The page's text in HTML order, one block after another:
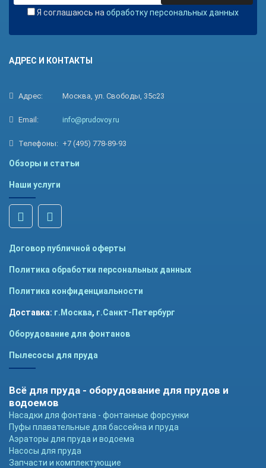
Я соглашаюсь на обработку персональных данных
АДРЕС И КОНТАКТЫ
Адрес: Москва, ул. Свободы, 35с23
Email: info@prudovoy.ru
Телефоны: +7 (495) 778-89-93
Обзоры и статьи
Наши услуги
Договор публичной оферты
Политика обработки персональных данных
Политика конфиденциальности
Доставка: г.Москва, г.Санкт-Петербург
Оборудование для фонтанов
Пылесосы для пруда
Всё для пруда - оборудование для прудов и
водоемов
Насадки для фонтана - фонтанные форсунки
Пуфы плавательные для бассейна и пруда
Аэраторы для пруда и водоема
Насосы для пруда
Запчасти и комплектующие